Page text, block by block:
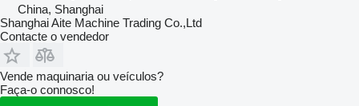
China, Shanghai
Shanghai Aite Machine Trading Co.,Ltd
Contacte o vendedor
Vende maquinaria ou veículos?
Faça-o connosco!